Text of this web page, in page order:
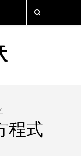
程式